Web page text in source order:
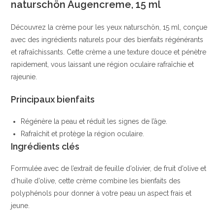
|
NATURKOSMETIK
naturschön Augencreme, 15 ml
Découvrez la crème pour les yeux naturschön, 15 ml, conçue
avec des ingrédients naturels pour des bienfaits régénérants
et rafraîchissants. Cette crème a une texture douce et pénètre
rapidement, vous laissant une région oculaire rafraîchie et
rajeunie.
Principaux bienfaits
Régénère la peau et réduit les signes de l’âge.
Rafraîchit et protège la région oculaire.
Ingrédients clés
Formulée avec de l’extrait de feuille d’olivier, de fruit d’olive et
d’huile d’olive, cette crème combine les bienfaits des
polyphénols pour donner à votre peau un aspect frais et
jeune.